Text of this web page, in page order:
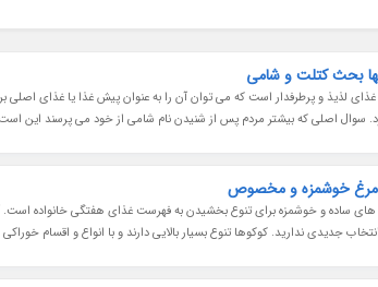
بحث کتلت و شامی
لذیذ و پرطرفدار است که می توان آن را به عنوان پیش غذا یا غذای اصلی
سوال اصلی که بیشتر مردم پس از شنیدن نام شامی از خود می پرسند این
های ساده و خوشمزه برای تنوع بخشیدن به فهرست غذای هفتگی خانواده
جدیدی ندارید. کوکوها تنوع بسیار بالایی دارند و با انواع و اقسام